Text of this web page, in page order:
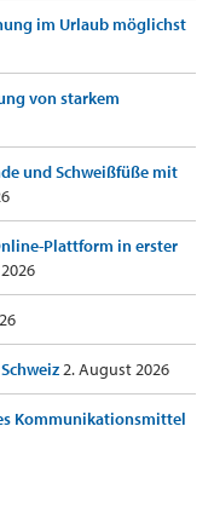
im Urlaub möglichst
von starkem
und Schweißfüße mit
Plattform in erster
2. August 2026
Kommunikationsmittel